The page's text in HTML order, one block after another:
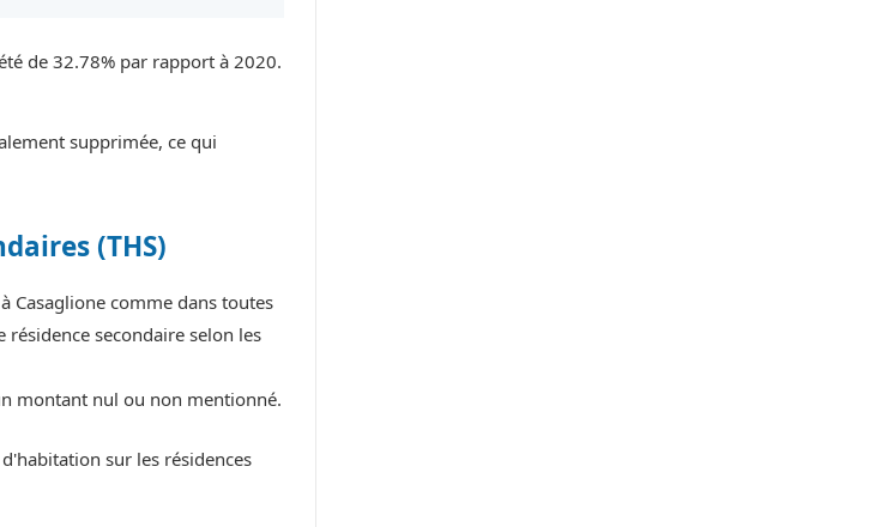
de 32.78% par rapport à 2020.
supprimée, ce qui
(THS)
Casaglione comme dans toutes
secondaire selon les
montant nul ou non mentionné.
sur les résidences